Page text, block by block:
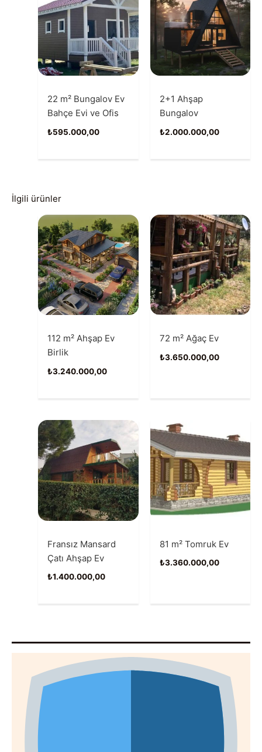
22 m² Bungalov Ev
Bahçe Evi ve Ofis
₺595.000,00
2+1 Ahşap
Bungalov
₺2.000.000,00
İlgili ürünler
112 m² Ahşap Ev
Birlik
₺3.240.000,00
72 m² Ağaç Ev
₺3.650.000,00
Fransız Mansard
Çatı Ahşap Ev
₺1.400.000,00
81 m² Tomruk Ev
₺3.360.000,00